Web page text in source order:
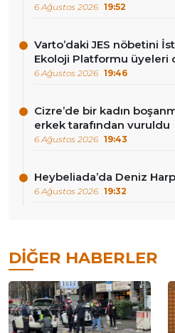
6 Ağustos 2026 19:52
Varto’daki JES nöbetini
Ekoloji Platformu üyeleri
6 Ağustos 2026 19:46
Cizre’de bir kadın
erkek tarafından vuruldu
6 Ağustos 2026 19:43
Heybeliada’da Deniz
6 Ağustos 2026 19:32
DIĞER HABERLER